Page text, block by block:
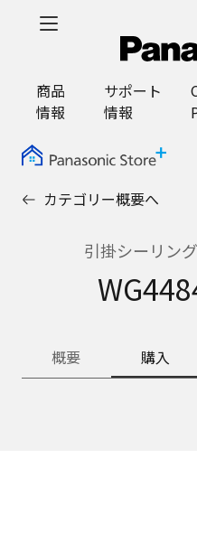
商品
情報
サポート
情報
カテゴリー概要へ
引掛シーリン
概要 購入